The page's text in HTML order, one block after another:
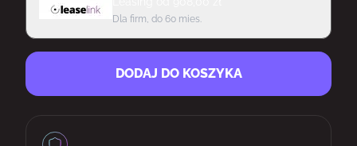
Dla firm, do 60 mies.
DODAJ DO KOSZYKA